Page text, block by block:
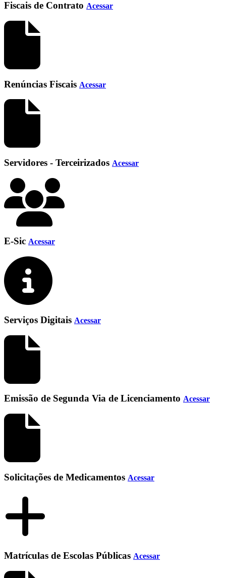
Fiscais de Contrato Acessar
Renúncias Fiscais Acessar
Servidores - Terceirizados Acessar
E-Sic Acessar
Serviços Digitais Acessar
Emissão de Segunda Via de Licenciamento Acessar
Solicitações de Medicamentos Acessar
Matrículas de Escolas Públicas Acessar